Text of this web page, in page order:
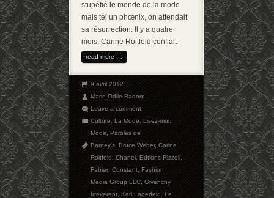
stupéfié le monde de la mode
mais tel un phœnix, on attendait
sa résurrection. Il y a quatre
mois, Carine Roitfeld confiait
read more
9 avril 2012
Marie-Odile Radom
Leave a comment
Culture,La Mode,Lisez-moi,
Mode,Paroles de
Barney's,Bruce Weber,Carine
Roitfeld,Chanel,Edtions Rizzoli,
Fabien Constant,Fashion
Media Group LLC,Givenchy,
Irreverent,Karl Lagerfeld,La